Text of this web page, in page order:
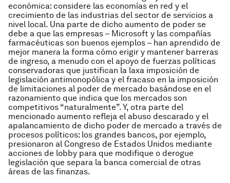
económica: considere las economías en red y el
crecimiento de las industrias del sector de servicios a
nivel local. Una parte de dicho aumento de poder se
debe a que las empresas – Microsoft y las compañías
farmacéuticas son buenos ejemplos – han aprendido de
mejor manera la forma cómo erigir y mantener barreras
de ingreso, a menudo con el apoyo de fuerzas políticas
conservadoras que justifican la laxa imposición de
legislación antimonopólica y el fracaso en la imposición
de limitaciones al poder de mercado basándose en el
razonamiento que indica que los mercados son
competitivos “naturalmente”. Y, otra parte del
mencionado aumento refleja el abuso descarado y el
apalancamiento de dicho poder de mercado a través de
procesos políticos: los grandes bancos, por ejemplo,
presionaron al Congreso de Estados Unidos mediante
acciones de lobby para que modifique o derogue
legislación que separa la banca comercial de otras
áreas de las finanzas.